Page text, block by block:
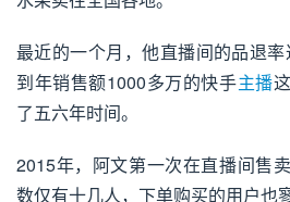
最近的一个月，他直播间的品退
到年销售额1000多万的快手主播
了五六年时间。
2015年，阿文第一次在直播间售
数仅有十几人，下单购买的用户也